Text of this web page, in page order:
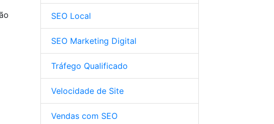
SEO Local
SEO Marketing Digital
Tráfego Qualificado
Velocidade de Site
Vendas com SEO